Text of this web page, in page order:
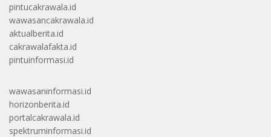
pintucakrawala.id
wawasancakrawala.id
aktualberita.id
cakrawalafakta.id
pintuinformasi.id
wawasaninformasi.id
horizonberita.id
portalcakrawala.id
spektruminformasi.id